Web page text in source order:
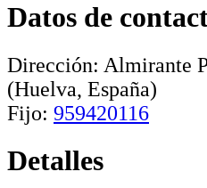
Datos de
Dirección: Almirante
(Huelva, España)
Fijo: 959420116
Detalles